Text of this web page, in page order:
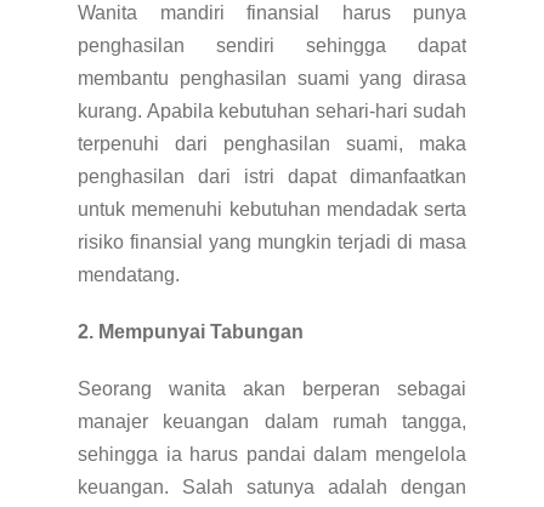
Wanita mandiri finansial harus punya
penghasilan sendiri sehingga dapat
membantu penghasilan suami yang dirasa
kurang. Apabila kebutuhan sehari-hari sudah
terpenuhi dari penghasilan suami, maka
penghasilan dari istri dapat dimanfaatkan
untuk memenuhi kebutuhan mendadak serta
risiko finansial yang mungkin terjadi di masa
mendatang.
2. Mempunyai Tabungan
Seorang wanita akan berperan sebagai
manajer keuangan dalam rumah tangga,
sehingga ia harus pandai dalam mengelola
keuangan. Salah satunya adalah dengan